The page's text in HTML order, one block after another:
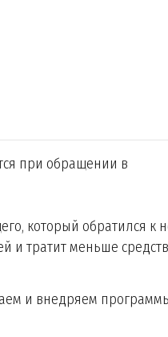
при обращении в
который обратился к
и тратит меньше
и внедряем